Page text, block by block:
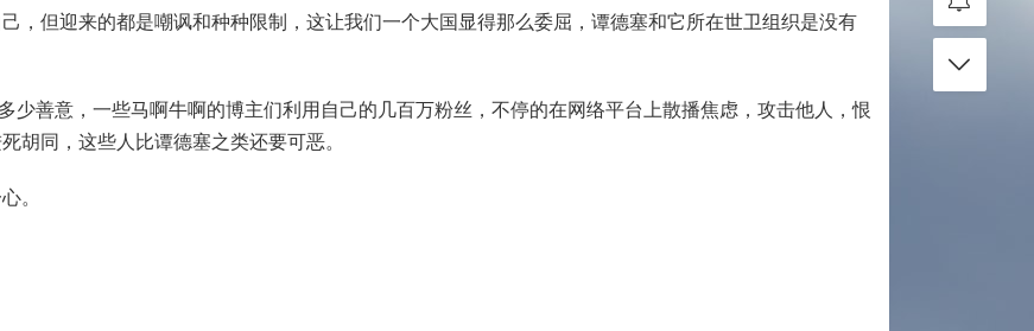
，但迎来的都是嘲讽和种种限制，这让我们一个大国显得那么委屈，谭德塞和它所在世卫组织是没有
少善意，一些马啊牛啊的博主们利用自己的几百万粉丝，不停的在网络平台上散播焦虑，攻击他人，恨
胡同，这些人比谭德塞之类还要可恶。
。